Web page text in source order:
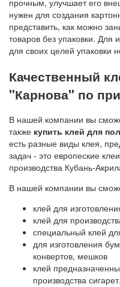
прочным, улучшает его
нужен для создания
представить, как можно
товаров без упаковки. Для
для своих целей упаковки
Качественный
"Карнова" по
В нашей компании вы
также купить клей для
есть разные виды клея,
задач - это европеские
производства Кубань-
В нашей компании вы
клей для
клей для
специальный клей
для изготовления
конвертов, мешков
клей
производства сигарет.